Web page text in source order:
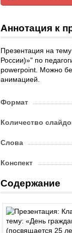
Аннотация к
Презентация на
России)»" по
powerpoint. Можно
анимацией.
Формат
Количество
Слова
Конспект
Содержание